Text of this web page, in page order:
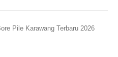
Pile Karawang Terbaru 2026